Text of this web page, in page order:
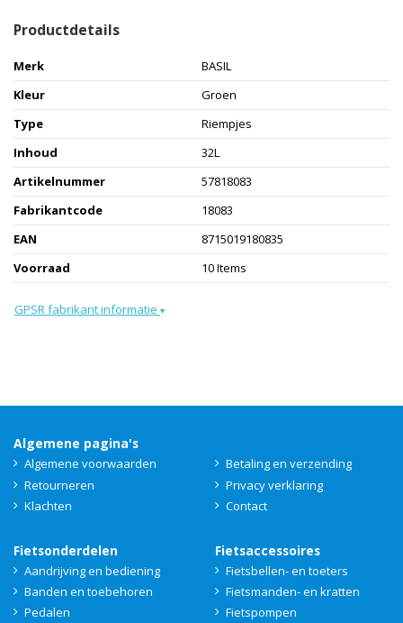
Productdetails
Merk
BASIL
Kleur
Groen
Type
Riempjes
Inhoud
32L
Artikelnummer
57818083
Fabrikantcode
18083
EAN
8715019180835
Voorraad
10 Items
GPSR fabrikant informatie ▾
Algemene pagina's
Algemene voorwaarden
Betaling en verzending
Retourneren
Privacy verklaring
Klachten
Contact
Fietsonderdelen
Aandrijving en bediening
Banden en toebehoren
Pedalen
Fietsaccessoires
Fietsbellen- en toeters
Fietsmanden- en kratten
Fietspompen